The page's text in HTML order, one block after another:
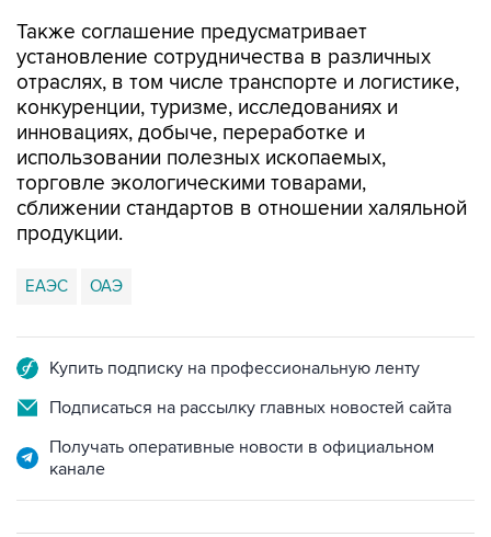
Также соглашение предусматривает
установление сотрудничества в различных
отраслях, в том числе транспорте и логистике,
конкуренции, туризме, исследованиях и
инновациях, добыче, переработке и
использовании полезных ископаемых,
торговле экологическими товарами,
сближении стандартов в отношении халяльной
продукции.
ЕАЭС ОАЭ
Купить подписку на профессиональную ленту
Подписаться на рассылку главных новостей сайта
Получать оперативные новости в официальном
канале